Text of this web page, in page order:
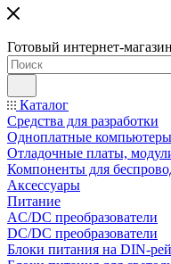
Готовый интернет-
Каталог
Средства для разработки
Одноплатные компьютеры
Отладочные платы,
Компоненты для
Аксессуары
Питание
AC/DC преобразователи
DC/DC преобразователи
Блоки питания на DIN-